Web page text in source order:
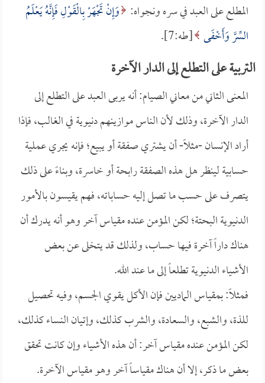
المطلع على العبد في سره ونجواه: وَإِنْ تَجْهَرْ بِالْقَوْلِ فَإِنَّهُ يَعْلَمُ
السِّرَّ وَأَخْفَى [طه:7].
التربية على التطلع إلى الدار الآخرة
المعنى الثاني من معاني الصيام: أنه يربى العبد على التطلع إلى
الدار الآخرة، وذلك لأن الناس موازينهم دنيوية في الغالب، فإذا
أراد الإنسان -مثلاً- أن يشتري صفقة أو يبيع؛ فإنه يجري عملية
حسابية لينظر هل هذه الصفقة رابحة أو خاسرة، وبناءً على ذلك
يتصرف على حسب ما تصل إليه حساباته، فهم يقيسون بالأمور
الدنيوية البحتة؛ لكن المؤمن عنده مقياس آخر وهو أنه يدرك أن
هناك داراً آخرة فيها حساب، ولذلك قد يتخلى عن بعض
الأشياء الدنيوية تطلعاً إلى ما عند الله.
فمثلاً: بمقياس الماديين فإن الأكل يقوي الجسم، وفيه تحصيل
للذة، والشبع، والسعادة، والشرب كذلك، وإتيان النساء كذلك،
لكن المؤمن عنده مقياس آخر: أن هذه الأشياء وإن كانت تحقق
بعض ما ذكر، إلا أن هناك مقياساً آخر وهو مقياس الآخرة.